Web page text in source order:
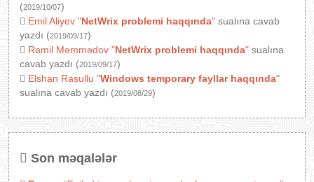
(2019/10/07)
Emil Aliyev "NetWrix problemi haqqında" sualına cavab
yazdı (2019/09/17)
Ramil Məmmədov "NetWrix problemi haqqında" sualına
cavab yazdı (2019/09/17)
Elshan Rasullu "Windows temporary fayllar haqqında"
sualına cavab yazdı (2019/08/29)
Son məqalələr